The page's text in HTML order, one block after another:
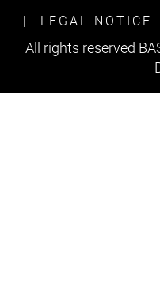
LEGAL NOTICE
All rights reserved